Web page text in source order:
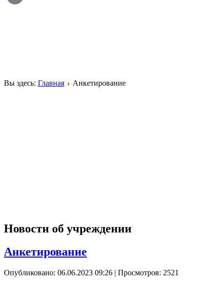
Вы здесь: Главная Анкетирование
Новости об учреждении
Анкетирование
Опубликовано: 06.06.2023 09:26 | Просмотров: 2521